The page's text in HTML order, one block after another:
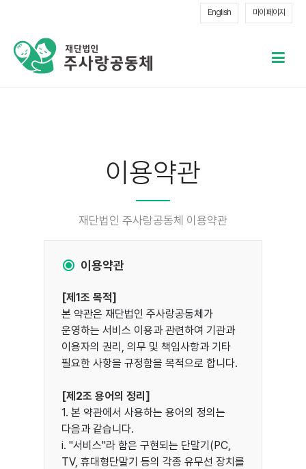
English 마이 페이지
메
이용약관
재단법인 주사랑공동체 이용약관
이용약관
[제1조 목적]
본 약관은 재단법인 주사랑공동체가
운영하는 서비스 이용과 관련하여 기관과
이용자의 권리, 의무 및 책임사항과 기타
필요한 사항을 규정함을 목적으로 합니다.
[제2조 용어의 정리]
1. 본 약관에서 사용하는 용어의 정의는
다음과 같습니다.
ⅰ. "서비스"라 함은 구현되는 단말기(PC,
TV, 휴대형단말기 등의 각종 유무선 장치를